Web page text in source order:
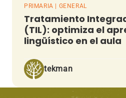
PRIMARIA | GENERAL
Tratamiento
(TIL): optimiza el
lingüístico en el aula
tekman